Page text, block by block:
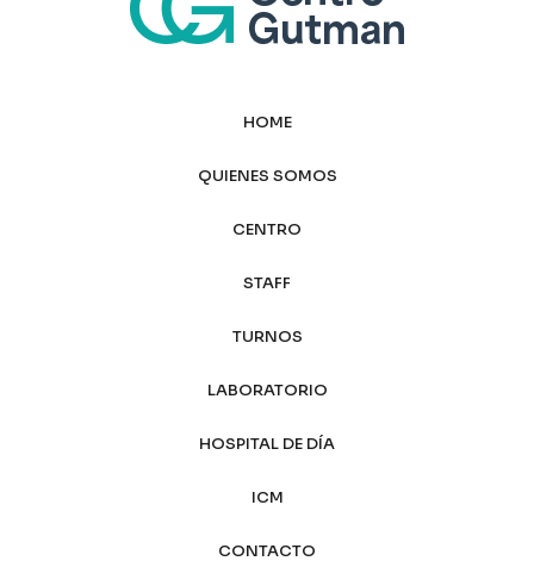
HOME
QUIENES SOMOS
CENTRO
STAFF
TURNOS
LABORATORIO
HOSPITAL DE DÍA
ICM
CONTACTO